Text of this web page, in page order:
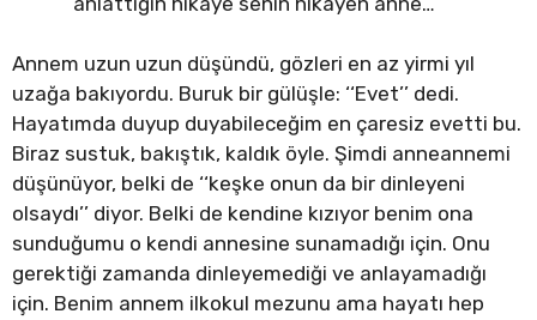
Annem uzun uzun düşündü, gözleri en az yirmi yıl
uzağa bakıyordu. Buruk bir gülüşle: ‘‘Evet’’ dedi.
Hayatımda duyup duyabileceğim en çaresiz evetti bu.
Biraz sustuk, bakıştık, kaldık öyle. Şimdi anneannemi
düşünüyor, belki de ‘‘keşke onun da bir dinleyeni
olsaydı’’ diyor. Belki de kendine kızıyor benim ona
sunduğumu o kendi annesine sunamadığı için. Onu
gerektiği zamanda dinleyemediği ve anlayamadığı
için. Benim annem ilkokul mezunu ama hayatı hep